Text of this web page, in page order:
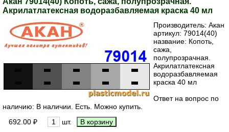
Акрилатлатексная водоразбавляемая краска 40 мл
Производитель: Акан
артикул: 79014(40)
название: Копоть,
сажа,
полупрозрачная.
Акрилатлатексная
водоразбавляемая
краска 40 мл
Ответ на вопрос по
наличию: В наличии. Есть. Можно купить.
692.00 ₽
шт.